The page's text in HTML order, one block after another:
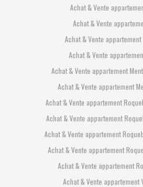
Achat & Vente
Achat & Vente
Achat & Vente
Achat & Vente
Achat & Vente appartement
Achat & Vente appartement
Achat & Vente appartement
Achat & Vente appartement
Achat & Vente appartement
Achat & Vente appartement
Achat & Vente appartement
Achat & Vente